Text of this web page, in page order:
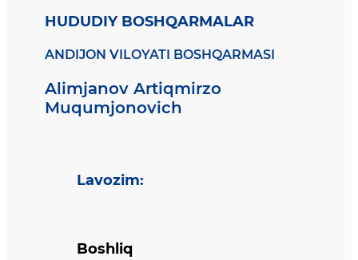
HUDUDIY BOSHQARMALAR
ANDIJON VILOYATI BOSHQARMASI
Alimjanov Artiqmirzo
Muqumjonovich
Lavozim:
Boshliq